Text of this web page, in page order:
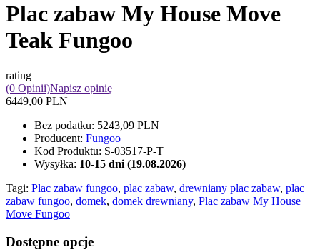
Plac zabaw My House Move
Teak Fungoo
rating
(0 Opinii)Napisz opinię
6449,00 PLN
Bez podatku: 5243,09 PLN
Producent: Fungoo
Kod Produktu: S-03517-P-T
Wysyłka: 10-15 dni (19.08.2026)
Tagi: Plac zabaw fungoo, plac zabaw, drewniany plac zabaw, plac
zabaw fungoo, domek, domek drewniany, Plac zabaw My House
Move Fungoo
Dostępne opcje